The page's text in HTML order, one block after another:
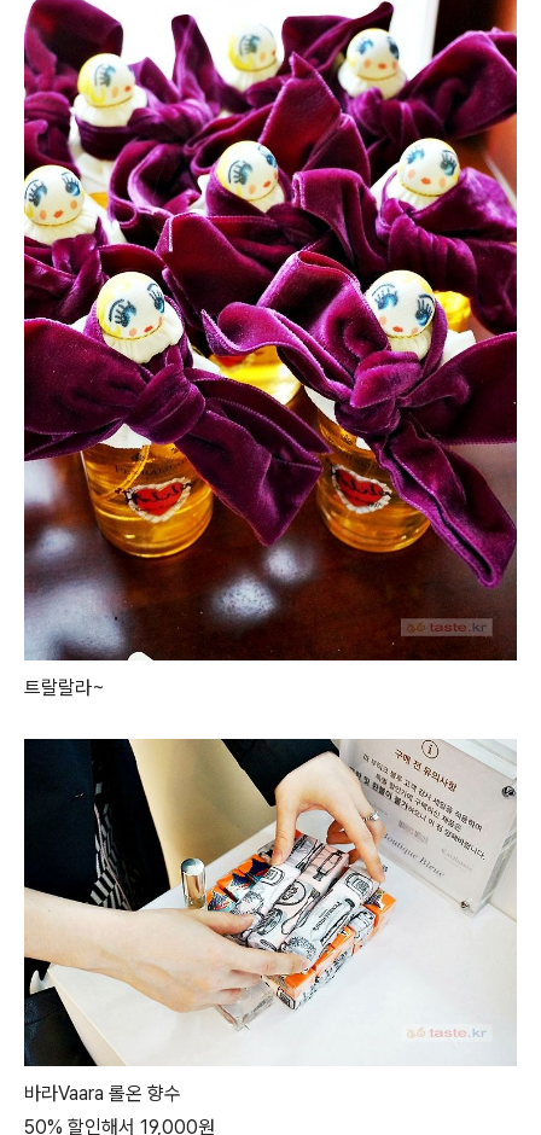
트랄랄라~
바라Vaara 롤온 향수
50% 할인해서 19,000원